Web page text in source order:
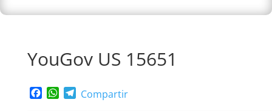
YouGov US 15651
Facebook
WhatsApp
Telegram
Compartir